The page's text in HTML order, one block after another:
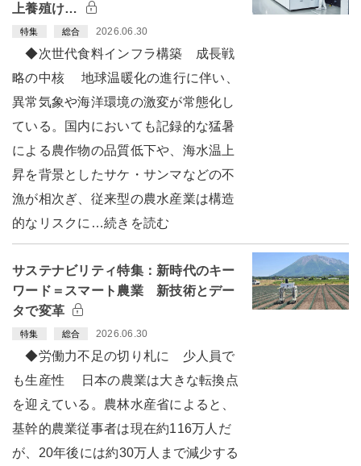
上養殖け…
特集 総合 2026.06.30
◆次世代食料インフラ構築 成長戦
略の中核 地球温暖化の進行に伴い、
異常気象や海洋環境の激変が常態化し
ている。国内においても記録的な猛暑
による農作物の品質低下や、海水温上
昇を背景としたサケ・サンマなどの不
漁が相次ぎ、従来型の農水産業は構造
的なリスクに…続きを読む
サステナビリティ特集：新時代のキー
ワード＝スマート農業 新技術とデー
タで変革
特集 総合 2026.06.30
◆労働力不足の切り札に 少人員で
も生産性 日本の農業は大きな転換点
を迎えている。農林水産省によると、
基幹的農業従事者は現在約116万人だ
が、20年後には約30万人まで減少する